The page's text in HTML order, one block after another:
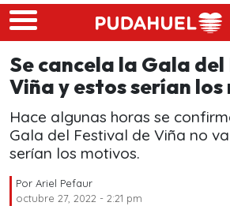
Skip to main content
Se cancela la Gala
Viña y estos serían
Hace algunas horas se
Gala del Festival de Viña no
serían los motivos.
Por Ariel Pefaur
octubre 27, 2022 - 2:21 pm